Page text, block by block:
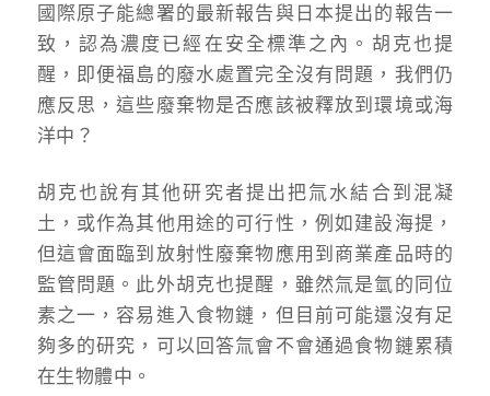
國際原子能總署的最新報告與日本提出的報告一
致，認為濃度已經在安全標準之內。胡克也提
醒，即便福島的廢水處置完全沒有問題，我們仍
應反思，這些廢棄物是否應該被釋放到環境或海
洋中？
胡克也說有其他研究者提出把氚水結合到混凝
土，或作為其他用途的可行性，例如建設海提，
但這會面臨到放射性廢棄物應用到商業產品時的
監管問題。此外胡克也提醒，雖然氚是氫的同位
素之一，容易進入食物鏈，但目前可能還沒有足
夠多的研究，可以回答氚會不會通過食物鏈累積
在生物體中。